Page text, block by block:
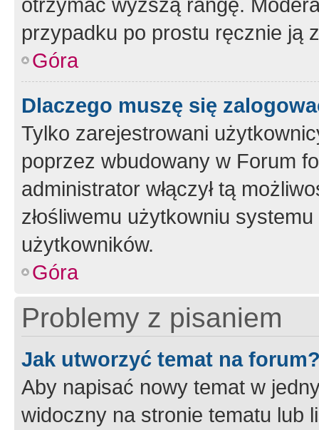
przypadku po prostu ręcznie ją
Góra
Dlaczego muszę się
Tylko zarejestrowani
poprzez wbudowany w Forum
administrator włączył tą
złośliwemu użytkowniu
użytkowników.
Góra
Problemy z pisaniem
Jak utworzyć temat na
Aby napisać nowy temat w
widoczny na stronie tematu lub